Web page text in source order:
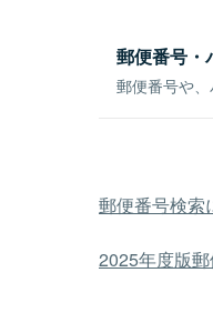
郵便番号・
郵便番号や
郵便番号検索
2025年度版